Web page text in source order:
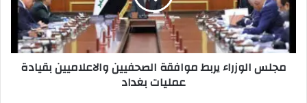
والاعلاميين
بقيادة
عمليات
بغداد
مجلس الوزراء يربط موافقة الصحفيين والاعلاميين بقيادة
عمليات بغداد